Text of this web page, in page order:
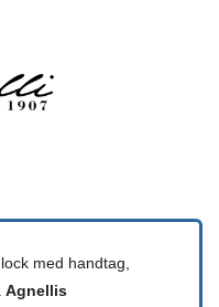
med handtag,
Agnellis